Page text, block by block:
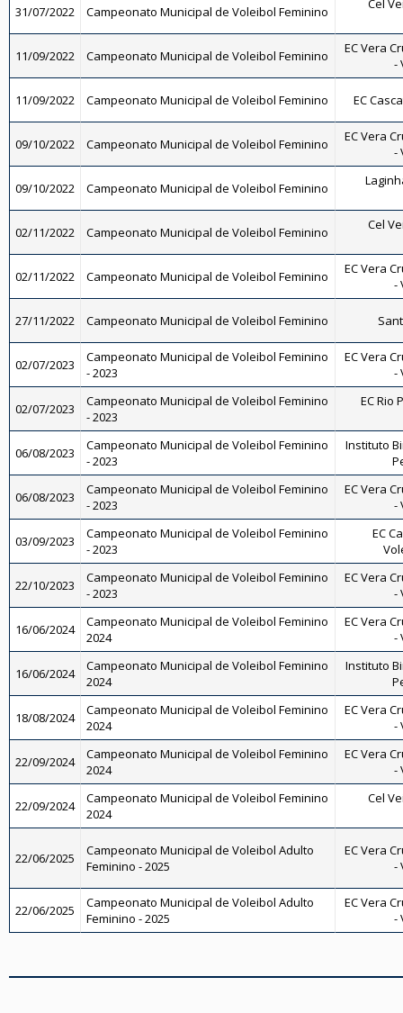
31/07/2022 Campeonato Municipal de Voleibol Feminino Cel
11/09/2022 Campeonato Municipal de Voleibol Feminino
EC Vera
-
11/09/2022 Campeonato Municipal de Voleibol Feminino EC
09/10/2022 Campeonato Municipal de Voleibol Feminino
EC Vera
-
09/10/2022 Campeonato Municipal de Voleibol Feminino
02/11/2022 Campeonato Municipal de Voleibol Feminino Cel
02/11/2022 Campeonato Municipal de Voleibol Feminino
EC Vera
-
27/11/2022 Campeonato Municipal de Voleibol Feminino
02/07/2023
Campeonato Municipal de Voleibol Feminino
- 2023
EC Vera
-
02/07/2023
Campeonato Municipal de Voleibol Feminino
- 2023
EC Rio
06/08/2023
Campeonato Municipal de Voleibol Feminino
- 2023
Instituto
06/08/2023
Campeonato Municipal de Voleibol Feminino
- 2023
EC Vera
-
03/09/2023
Campeonato Municipal de Voleibol Feminino
- 2023
EC
22/10/2023
Campeonato Municipal de Voleibol Feminino
- 2023
EC Vera
-
16/06/2024
Campeonato Municipal de Voleibol Feminino
2024
EC Vera
-
16/06/2024
Campeonato Municipal de Voleibol Feminino
2024
Instituto
18/08/2024
Campeonato Municipal de Voleibol Feminino
2024
EC Vera
-
22/09/2024
Campeonato Municipal de Voleibol Feminino
2024
EC Vera
-
22/09/2024
Campeonato Municipal de Voleibol Feminino
2024
Cel
22/06/2025
Campeonato Municipal de Voleibol Adulto
Feminino - 2025
EC Vera
-
22/06/2025
Campeonato Municipal de Voleibol Adulto
Feminino - 2025
EC Vera
-